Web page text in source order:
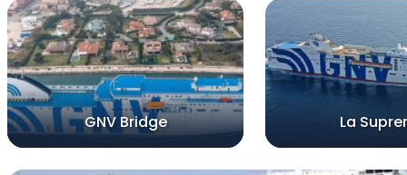
GNV Bridge La